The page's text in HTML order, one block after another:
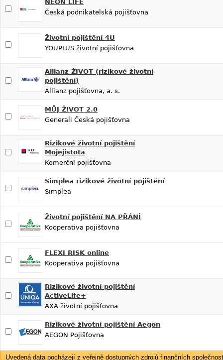
NEON LIFE
Česká podnikatelská pojišťovna
Životní pojištění 4U
YOUPLUS životní pojišťovna
Allianz ŽIVOT (rizikové životní
pojištění)
Allianz pojišťovna, a. s.
MŮJ ŽIVOT 2.0
Generali Česká pojišťovna
Rizikové životní pojištění
Mojejistota
Komerční pojišťovna
Simplea rizikové životní pojištění
Simplea
Životní pojištění NA PŘÁNÍ
Kooperativa pojišťovna
FLEXI RISK online
Kooperativa pojišťovna
Rizikové životní pojištění
ActiveLife+
AXA životní pojišťovna
Rizikové životní pojištění Aegon
AEGON Pojišťovna
Uvedená data pocházejí z veřejně dostupných zdrojů finančních